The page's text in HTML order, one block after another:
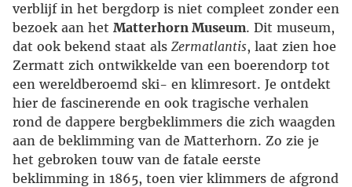
verblijf in het bergdorp is niet compleet zonder een
bezoek aan het Matterhorn Museum. Dit museum,
dat ook bekend staat als Zermatlantis, laat zien hoe
Zermatt zich ontwikkelde van een boerendorp tot
een wereldberoemd ski- en klimresort. Je ontdekt
hier de fascinerende en ook tragische verhalen
rond de dappere bergbeklimmers die zich waagden
aan de beklimming van de Matterhorn. Zo zie je
het gebroken touw van de fatale eerste
beklimming in 1865, toen vier klimmers de afgrond